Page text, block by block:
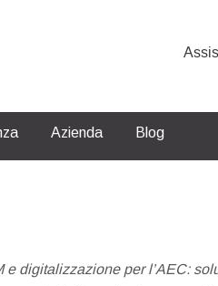
Azienda Blog
e digitalizzazione per l’AEC: